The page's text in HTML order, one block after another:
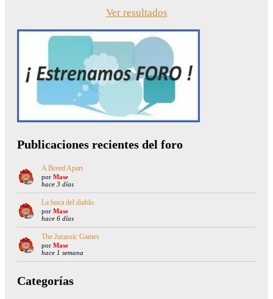
Ver resultados
Publicaciones recientes del foro
A Breed Apart
por Mase
hace 3 días
La boca del diablo
por Mase
hace 6 días
The Jurassic Games
por Mase
hace 1 semana
Categorías